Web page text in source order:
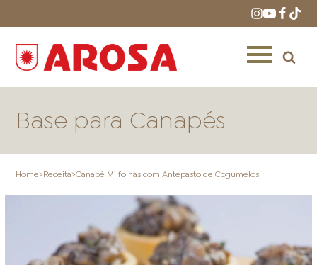
Base para Canapés
Home>Receita>Canapé Milfolhas com Antepasto de Cogumelos